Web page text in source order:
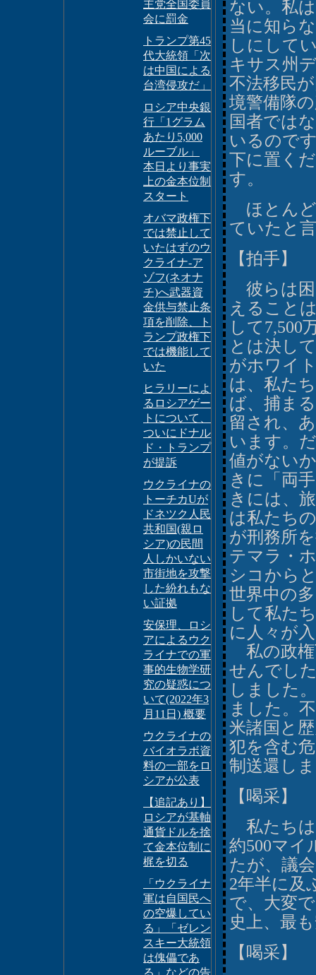
主党全国委員
会に罰金
トランプ第45
代大統領「次
は中国による
台湾侵攻だ」
ロシア中央銀
行「1グラム
あたり5,000
ルーブル」
本日より事実
上の金本位制
スタート
オバマ政権下
では禁止して
いたはずのウ
クライナ-ア
ゾフ(ネオナ
チ)へ武器資
金供与禁止条
項を削除、ト
ランプ政権下
では機能して
いた
ヒラリーによ
るロシアゲー
トについて、
ついにドナル
ド・トランプ
が提訴
ウクライナの
トーチカUが
ドネツク人民
共和国(親ロ
シア)の民間
人しかいない
市街地を攻撃
した紛れもな
い証拠
安保理、ロシ
アによるウク
ライナでの軍
事的生物学研
究の疑惑につ
いて(2022年3
月11日) 概要
ウクライナの
バイオラボ資
料の一部をロ
シアが公表
【追記あり】
ロシアが基軸
通貨ドルを捨
て金本位制に
梶を切る
「ウクライナ
軍は自国民へ
の空爆してい
る」「ゼレン
スキー大統領
は傀儡であ
る」などの告
ない。私
当に知ら
しにして
キサス州
不法移民
境警備隊
国者では
いるので
下に置く
す。
ほとんど
ていたと
【拍手】
彼らは
えること
して7,500
とは決し
がホワイ
は、私た
ば、捕ま
留され、
います。
値がない
きに「両
きには、
は私たち
が刑務所
テマラ・
シコから
世界中の
して私た
に人々が
私の政権
せんでし
しました
ました。
米諸国と
犯を含む
制送還し
【喝采】
私たちは
約500マイ
たが、議
2年半に及
で、大変
史上、最
【喝采】